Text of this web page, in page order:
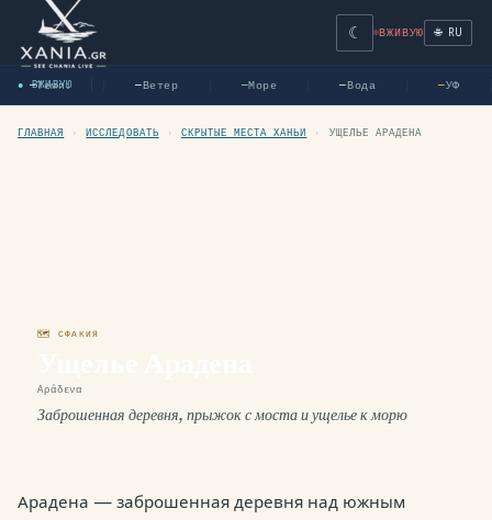
☾ ВЖИВУЮ 🌐 RU
● ВЖИВУЮ
—Темп. —Ветер —Море —Вода —УФ
ГЛАВНАЯ › ИССЛЕДОВАТЬ › СКРЫТЫЕ МЕСТА ХАНЬИ › УЩЕЛЬЕ АРАДЕНА
🗺 СФАКИЯ
Αράδενα
Заброшенная деревня, прыжок с моста и ущелье к морю
Арадена — заброшенная деревня над южным